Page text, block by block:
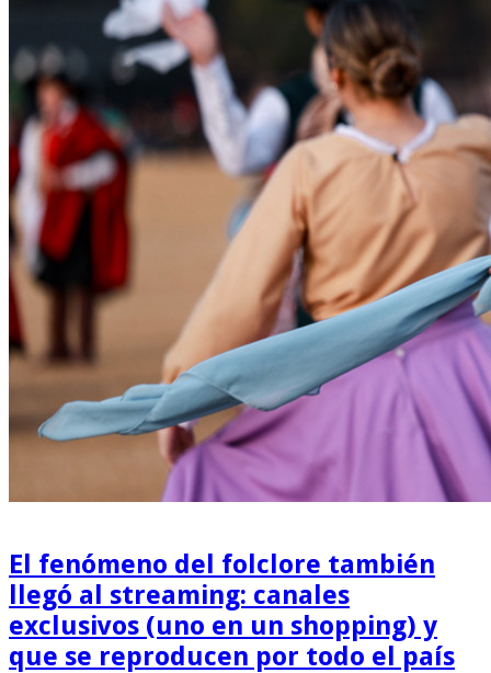
El fenómeno del folclore también
llegó al streaming: canales
exclusivos (uno en un shopping) y
que se reproducen por todo el país